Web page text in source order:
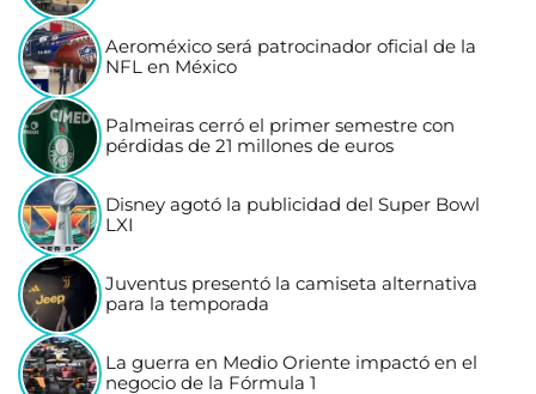
Aeroméxico será patrocinador oficial de la
NFL en México
Palmeiras cerró el primer semestre con
pérdidas de 21 millones de euros
Disney agotó la publicidad del Super Bowl
LXI
Juventus presentó la camiseta alternativa
para la temporada
La guerra en Medio Oriente impactó en el
negocio de la Fórmula 1